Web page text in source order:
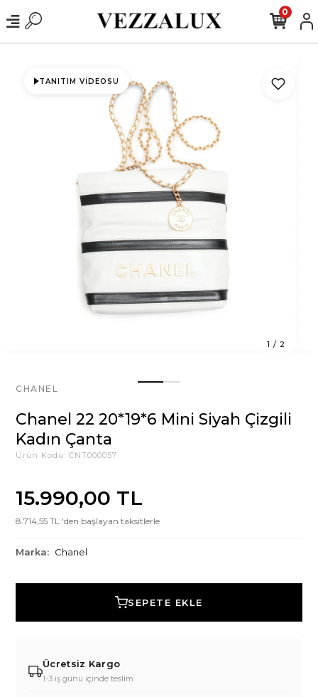
0
TANITIM VIDEOSU
1 / 2
CHANEL
Chanel 22 20*19*6 Mini Siyah Çizgili
Kadın Çanta
Ürün Kodu: CNT000057
15.990,00 TL
8.714,55 TL 'den başlayan taksitlerle
Marka: Chanel
SEPETE EKLE
Ücretsiz Kargo
1-3 iş günü içinde teslim